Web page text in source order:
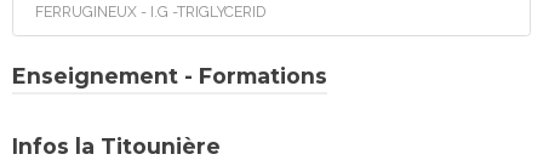
FERRUGINEUX - I.G -TRIGLYCERID
Enseignement - Formations
Infos la Titounière